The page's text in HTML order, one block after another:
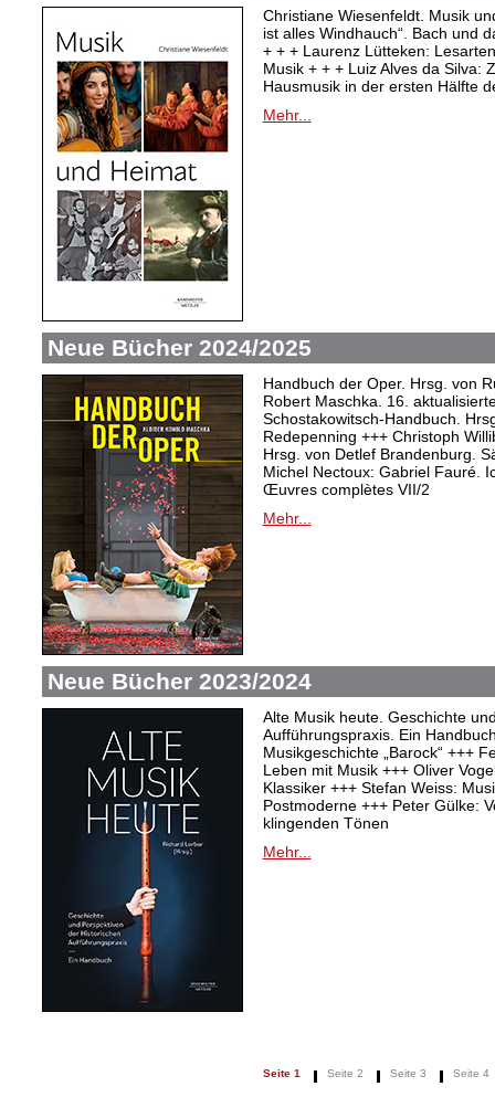
Christiane Wiesenfeldt. Musik
ist alles Windhauch“. Bach und
+ + + Laurenz Lütteken:
Musik + + + Luiz Alves da Silva:
Hausmusik in der ersten Hälfte
Mehr...
Neue Bücher 2024/2025
Handbuch der Oper. Hrsg. von
Robert Maschka. 16.
Schostakowitsch-Handbuch.
Redepenning +++ Christoph
Hrsg. von Detlef Brandenburg.
Michel Nectoux: Gabriel Fauré.
Œuvres complètes VII/2
Mehr...
Neue Bücher 2023/2024
Alte Musik heute. Geschichte
Aufführungspraxis. Ein
Musikgeschichte „Barock“ +++
Leben mit Musik +++ Oliver
Klassiker +++ Stefan Weiss:
Postmoderne +++ Peter Gülke:
klingenden Tönen
Mehr...
Seite 1 Seite 2 Seite 3 Seite 4